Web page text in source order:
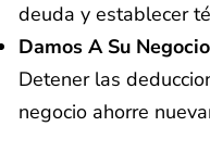
deuda y establecer
Damos A Su
Detener las
negocio ahorre